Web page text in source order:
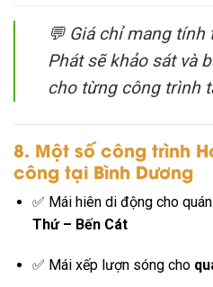
💬 Giá chỉ mang
Phát sẽ khảo sát và
cho từng công trình
8. Một số công trình
công tại Bình Dương
✅ Mái hiên di động cho
Thứ – Bến Cát
✅ Mái xếp lượn sóng cho